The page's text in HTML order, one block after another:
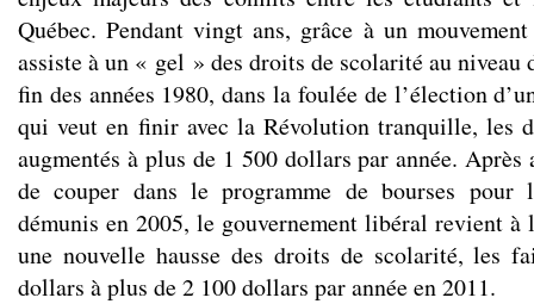
Québec. Pendant vingt ans, grâce à un
assiste à un « gel » des droits de scolarité au niveau
fin des années 1980, dans la foulée de l’élection
qui veut en finir avec la Révolution tranquille, les
augmentés à plus de 1 500 dollars par année. Après
de couper dans le programme de bourses pour
démunis en 2005, le gouvernement libéral revient à
une nouvelle hausse des droits de scolarité, les
dollars à plus de 2 100 dollars par année en 2011.